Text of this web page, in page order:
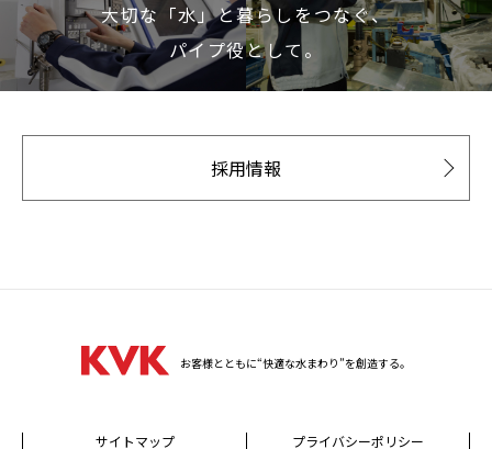
大切な「水」と暮らしをつなぐ、
パイプ役として。
採用情報
お客様とともに“快適な水まわり”を創造する。
サイトマップ プライバシーポリシー